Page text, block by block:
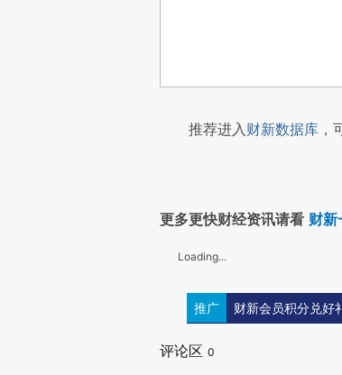
推荐进入财新数据库 ，
更多更快财经资讯请看 财新
Loading...
推广 财新会员积分兑好
评论区 0